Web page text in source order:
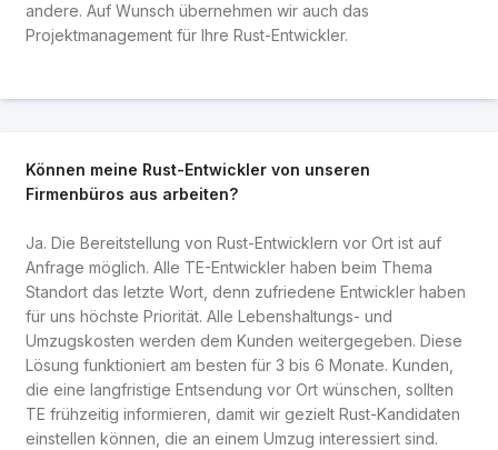
andere. Auf Wunsch übernehmen wir auch das
Projektmanagement für Ihre Rust-Entwickler.
Können meine Rust-Entwickler von unseren
Firmenbüros aus arbeiten?
Ja. Die Bereitstellung von Rust-Entwicklern vor Ort ist auf
Anfrage möglich. Alle TE-Entwickler haben beim Thema
Standort das letzte Wort, denn zufriedene Entwickler haben
für uns höchste Priorität. Alle Lebenshaltungs- und
Umzugskosten werden dem Kunden weitergegeben. Diese
Lösung funktioniert am besten für 3 bis 6 Monate. Kunden,
die eine langfristige Entsendung vor Ort wünschen, sollten
TE frühzeitig informieren, damit wir gezielt Rust-Kandidaten
einstellen können, die an einem Umzug interessiert sind.